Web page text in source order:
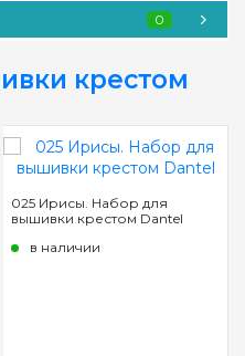
0
крестом
025 Ирисы. Набор для
вышивки крестом Dantel
в наличии